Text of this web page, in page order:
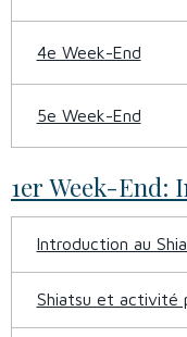
4e Week-End
5e Week-End
1er Week-End:
Introduction au
Shiatsu et activité